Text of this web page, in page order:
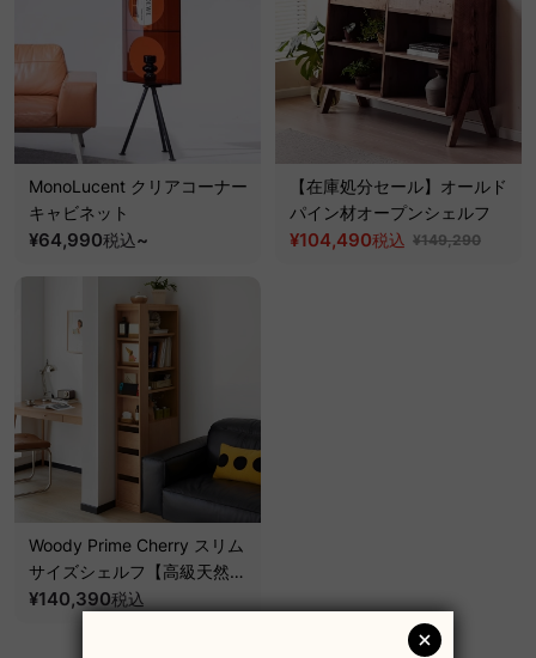
MonoLucent クリアコーナー
キャビネット
¥64,990税込~
【在庫処分セール】オールド
パイン材オープンシェルフ
¥104,490税込 ¥149,290
Woody Prime Cherry スリム
サイズシェルフ【高級天然チ
ェリー材】
¥140,390税込